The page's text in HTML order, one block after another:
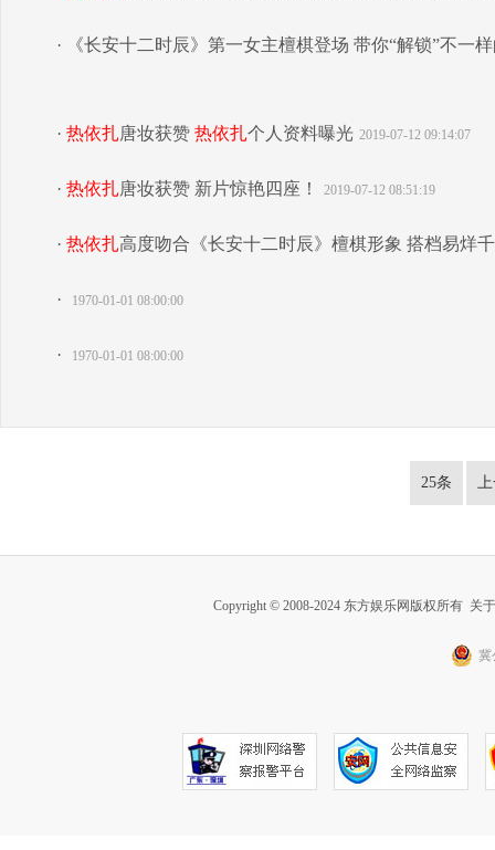
· 《长安十二时辰》第一女主檀棋登场 带你“解锁”不一
· 热依扎唐妆获赞 热依扎个人资料曝光 2019-07-12 09:14:07
· 热依扎唐妆获赞 新片惊艳四座！ 2019-07-12 08:51:19
· 热依扎高度吻合《长安十二时辰》檀棋形象 搭档易烊
· 1970-01-01 08:00:00
· 1970-01-01 08:00:00
25条
Copyright © 2008-2024 东方娱乐网版权所有 关
冀